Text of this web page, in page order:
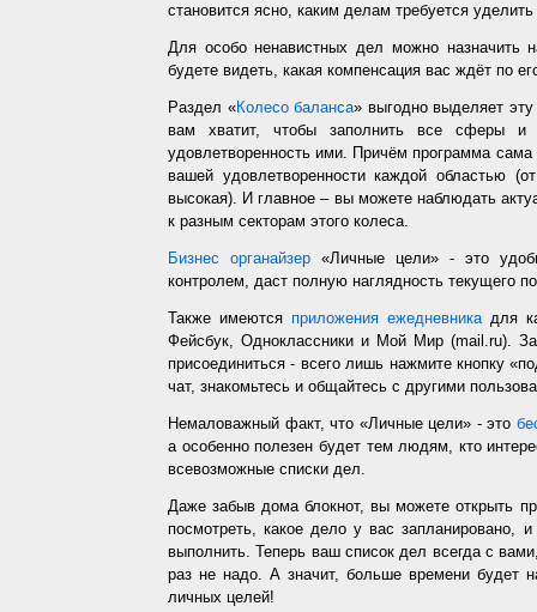
становится ясно, каким делам требуется
Для особо ненавистных дел можно назначить
будете видеть, какая компенсация вас ждёт по
Раздел «Колесо баланса» выгодно выделяет
вам хватит, чтобы заполнить все сферы и
удовлетворенность ими. Причём программа
вашей удовлетворенности каждой областью
высокая). И главное – вы можете наблюдать
к разным секторам этого колеса.
Бизнес органайзер «Личные цели» - это
контролем, даст полную наглядность текущего
Также имеются приложения ежедневникадля
Фейсбук, Одноклассники и Мой Мир (mail.ru).
присоединиться - всего лишь нажмите кнопку
чат, знакомьтесь и общайтесь с другими
Немаловажный факт, что «Личные цели» - это
а особенно полезен будет тем людям, кто
всевозможные списки дел.
Даже забыв дома блокнот, вы можете открыть
посмотреть, какое дело у вас запланировано,
выполнить. Теперь ваш список дел всегда с
раз не надо. А значит, больше времени будет
личных целей!